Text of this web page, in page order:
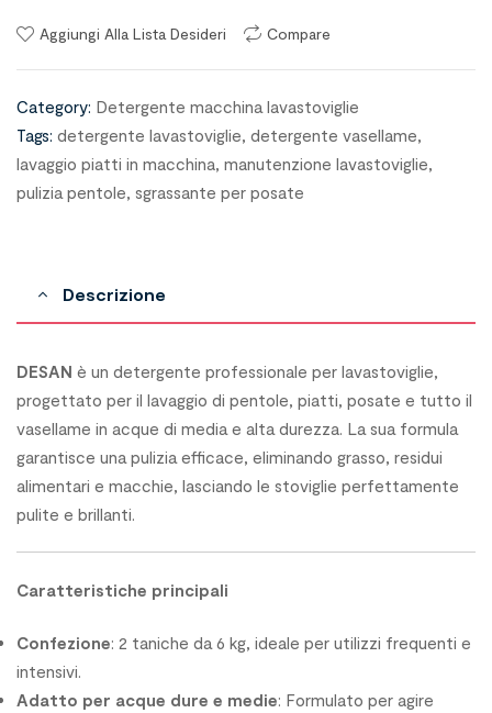
Aggiungi Alla Lista Desideri Compare
Category: Detergente macchina lavastoviglie
Tags: detergente lavastoviglie, detergente vasellame,
lavaggio piatti in macchina, manutenzione lavastoviglie,
pulizia pentole, sgrassante per posate
Descrizione
DESAN è un detergente professionale per lavastoviglie,
progettato per il lavaggio di pentole, piatti, posate e tutto il
vasellame in acque di media e alta durezza. La sua formula
garantisce una pulizia efficace, eliminando grasso, residui
alimentari e macchie, lasciando le stoviglie perfettamente
pulite e brillanti.
Caratteristiche principali
Confezione: 2 taniche da 6 kg, ideale per utilizzi frequenti e
intensivi.
Adatto per acque dure e medie: Formulato per agire